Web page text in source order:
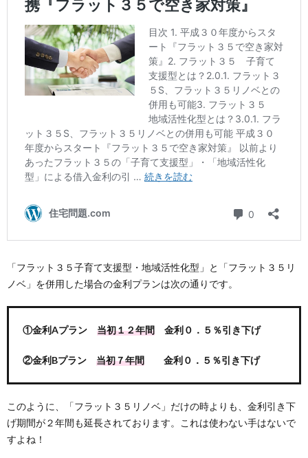
「フラット３５子育て支援型・地域活性化型」と「フラット３５リ
ノベ」を併用した場合の金利プランは次の通りです。
①金利Aプラン 当初１２年間 金利０．５％引き下げ
②金利Bプラン 当初７年間 金利０．５％引き下げ
このように、「フラット３５リノベ」だけの時よりも、金利引き下
げ期間が２年間も延長されております。これは使わない手はないで
すよね！